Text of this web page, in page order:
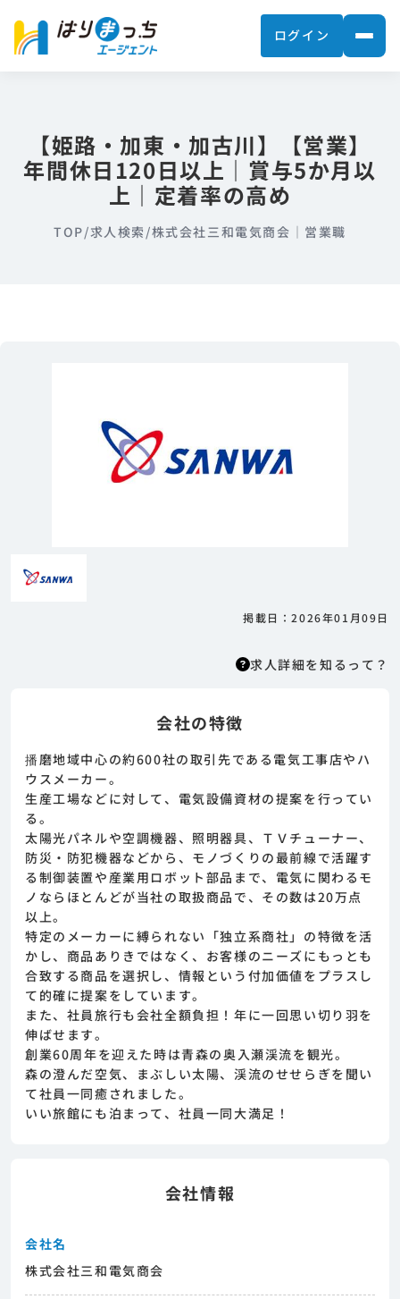
ログイン
【姫路・加東・加古川】【営業】
年間休日120日以上｜賞与5か月以
上｜定着率の高め
TOP/求人検索 /株式会社三和電気商会｜営業職
掲載日：2026年01月09日
求人詳細を知るって？
求人詳細を知るって？
人紹介サービスのため、 応募に際してはまずエ
ージェントとの面談が必要になります。そのた
めまずは求人への興味有無を面談等で確認致し
きます。
会社の特徴
播磨地域中心の約600社の取引先である電気工事店やハ
ウスメーカー。
生産工場などに対して、電気設備資材の提案を行ってい
る。
太陽光パネルや空調機器、照明器具、ＴＶチューナー、
防災・防犯機器などから、モノづくりの最前線で活躍す
る制御装置や産業用ロボット部品まで、電気に関わるモ
ノならほとんどが当社の取扱商品で、その数は20万点
以上。
特定のメーカーに縛られない「独立系商社」の特徴を活
かし、商品ありきではなく、お客様のニーズにもっとも
合致する商品を選択し、情報という付加価値をプラスし
て的確に提案をしています。
また、社員旅行も会社全額負担！年に一回思い切り羽を
伸ばせます。
創業60周年を迎えた時は青森の奥入瀬渓流を観光。
森の澄んだ空気、まぶしい太陽、渓流のせせらぎを聞い
て社員一同癒されました。
いい旅館にも泊まって、社員一同大満足！
会社情報
会社名
株式会社三和電気商会